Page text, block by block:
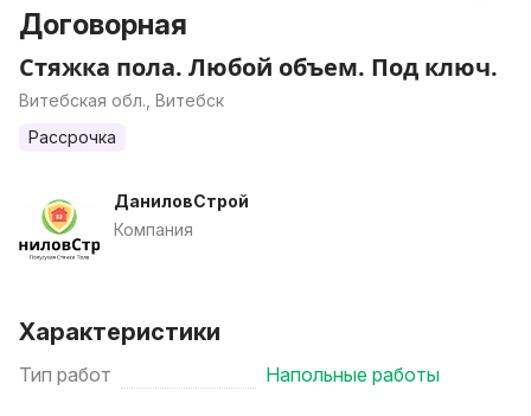
Договорная
Стяжка пола. Любой объем. Под ключ.
Витебская обл., Витебск
Рассрочка
ДаниловСтрой
Компания
Характеристики
Тип работ Напольные работы